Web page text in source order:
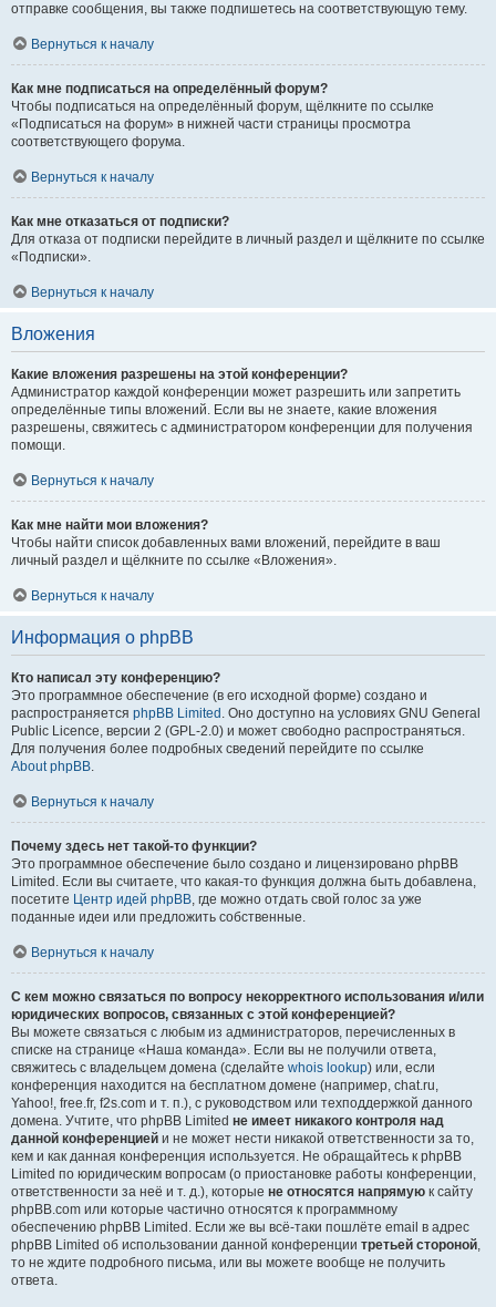
отправке сообщения, вы также подпишетесь на соответствующую тему.
Вернуться к началу
Как мне подписаться на определённый форум?
Чтобы подписаться на определённый форум, щёлкните по ссылке
«Подписаться на форум» в нижней части страницы просмотра
соответствующего форума.
Вернуться к началу
Как мне отказаться от подписки?
Для отказа от подписки перейдите в личный раздел и щёлкните по ссылке
«Подписки».
Вернуться к началу
Вложения
Какие вложения разрешены на этой конференции?
Администратор каждой конференции может разрешить или запретить
определённые типы вложений. Если вы не знаете, какие вложения
разрешены, свяжитесь с администратором конференции для получения
помощи.
Вернуться к началу
Как мне найти мои вложения?
Чтобы найти список добавленных вами вложений, перейдите в ваш
личный раздел и щёлкните по ссылке «Вложения».
Вернуться к началу
Информация о phpBB
Кто написал эту конференцию?
Это программное обеспечение (в его исходной форме) создано и
распространяется phpBB Limited . Оно доступно на условиях GNU General
Public Licence, версии 2 (GPL-2.0) и может свободно распространяться.
Для получения более подробных сведений перейдите по ссылке
About phpBB.
Вернуться к началу
Почему здесь нет такой-то функции?
Это программное обеспечение было создано и лицензировано phpBB
Limited. Если вы считаете, что какая-то функция должна быть добавлена,
посетите Центр идей phpBB, где можно отдать свой голос за уже
поданные идеи или предложить собственные.
Вернуться к началу
С кем можно связаться по вопросу некорректного использования и/или
юридических вопросов, связанных с этой конференцией?
Вы можете связаться с любым из администраторов, перечисленных в
списке на странице «Наша команда». Если вы не получили ответа,
свяжитесь с владельцем домена (сделайте whois lookup) или, если
конференция находится на бесплатном домене (например, chat.ru,
Yahoo!, free.fr, f2s.com и т. п.), с руководством или техподдержкой данного
домена. Учтите, что phpBB Limited не имеет никакого контроля над
данной конференцией и не может нести никакой ответственности за то,
кем и как данная конференция используется. Не обращайтесь к phpBB
Limited по юридическим вопросам (о приостановке работы конференции,
ответственности за неё и т. д.), которые не относятся напрямую к сайту
phpBB.com или которые частично относятся к программному
обеспечению phpBB Limited. Если же вы всё-таки пошлёте email в адрес
phpBB Limited об использовании данной конференции третьей стороной,
то не ждите подробного письма, или вы можете вообще не получить
ответа.